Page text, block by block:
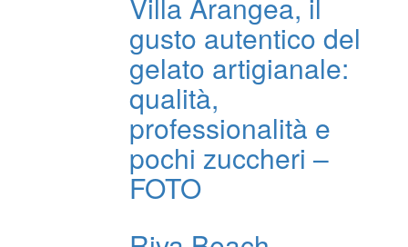
Villa Arangea, il
gusto autentico del
gelato artigianale:
qualità,
professionalità e
pochi zuccheri –
FOTO